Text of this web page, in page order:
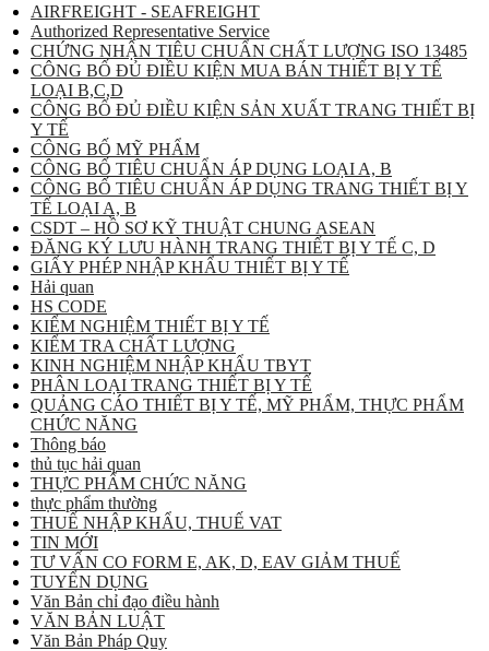
AIRFREIGHT - SEAFREIGHT
Authorized Representative Service
CHỨNG NHẬN TIÊU CHUẨN CHẤT LƯỢNG ISO 13485
CÔNG BỐ ĐỦ ĐIỀU KIỆN MUA BÁN THIẾT BỊ Y TẾ
LOẠI B,C,D
CÔNG BỐ ĐỦ ĐIỀU KIỆN SẢN XUẤT TRANG THIẾT BỊ
Y TẾ
CÔNG BỐ MỸ PHẨM
CÔNG BỐ TIÊU CHUẨN ÁP DỤNG LOẠI A, B
CÔNG BỐ TIÊU CHUẨN ÁP DỤNG TRANG THIẾT BỊ Y
TẾ LOẠI A, B
CSDT – HỒ SƠ KỸ THUẬT CHUNG ASEAN
ĐĂNG KÝ LƯU HÀNH TRANG THIẾT BỊ Y TẾ C, D
GIẤY PHÉP NHẬP KHẨU THIẾT BỊ Y TẾ
Hải quan
HS CODE
KIỂM NGHIỆM THIẾT BỊ Y TẾ
KIỂM TRA CHẤT LƯỢNG
KINH NGHIỆM NHẬP KHẨU TBYT
PHÂN LOẠI TRANG THIẾT BỊ Y TẾ
QUẢNG CÁO THIẾT BỊ Y TẾ, MỸ PHẨM, THỰC PHẨM
CHỨC NĂNG
Thông báo
thủ tục hải quan
THỰC PHẨM CHỨC NĂNG
thực phẩm thường
THUẾ NHẬP KHẨU, THUẾ VAT
TIN MỚI
TƯ VẤN CO FORM E, AK, D, EAV GIẢM THUẾ
TUYỂN DỤNG
Văn Bản chỉ đạo điều hành
VĂN BẢN LUẬT
Văn Bản Pháp Quy